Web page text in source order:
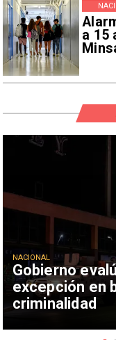
a 15
Gobierno
excepción en
criminalidad
NACIONAL